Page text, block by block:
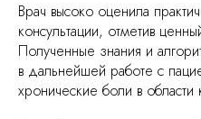
Врач высоко оценила
консультации, отметив
Полученные знания и
в дальнейшей работе с
хронические боли в области